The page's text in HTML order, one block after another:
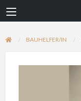
BAUHELFER/IN